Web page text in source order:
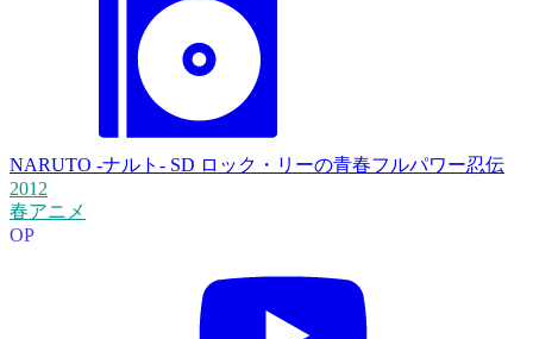
NARUTO -ナルト- SD ロック・リーの青春フルパワー忍伝
2012
春アニメ
OP